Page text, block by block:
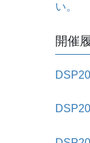
い。
開催